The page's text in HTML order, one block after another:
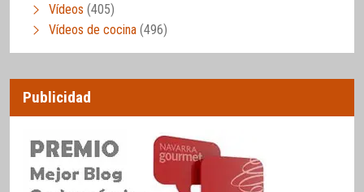
Vídeos (405)
Vídeos de cocina (496)
Publicidad